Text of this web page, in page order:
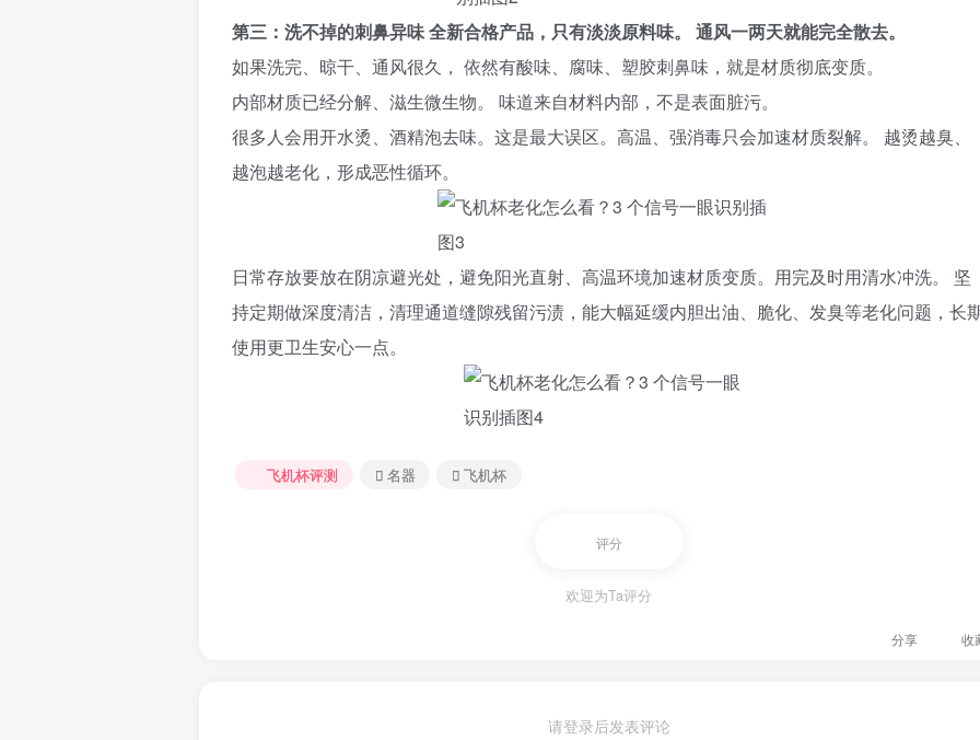
第三：洗不掉的刺鼻异味 全新合格产品，只有淡淡原料味。 通风一两天就能完全散去。
如果洗完、晾干、通风很久， 依然有酸味、腐味、塑胶刺鼻味，就是材质彻底变质。
内部材质已经分解、滋生微生物。 味道来自材料内部，不是表面脏污。
很多人会用开水烫、酒精泡去味。这是最大误区。高温、强消毒只会加速材质裂解。 越烫越臭、
越泡越老化，形成恶性循环。
日常存放要放在阴凉避光处，避免阳光直射、高温环境加速材质变质。用完及时用清水冲洗。 坚
持定期做深度清洁，清理通道缝隙残留污渍，能大幅延缓内胆出油、脆化、发臭等老化问题，长
使用更卫生安心一点。
飞机杯评测 名器 飞机杯
评分
欢迎为Ta评分
分享 收
请登录后发表评论